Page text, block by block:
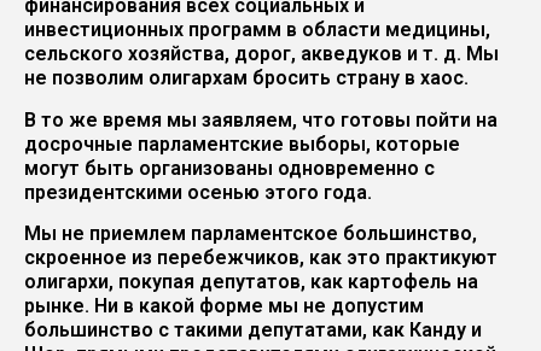
финансирования всех социальных и
инвестиционных программ в области медицины,
сельского хозяйства, дорог, акведуков и т. д. Мы
не позволим олигархам бросить страну в хаос.
В то же время мы заявляем, что готовы пойти на
досрочные парламентские выборы, которые
могут быть организованы одновременно с
президентскими осенью этого года.
Мы не приемлем парламентское большинство,
скроенное из перебежчиков, как это практикуют
олигархи, покупая депутатов, как картофель на
рынке. Ни в какой форме мы не допустим
большинство с такими депутатами, как Канду и